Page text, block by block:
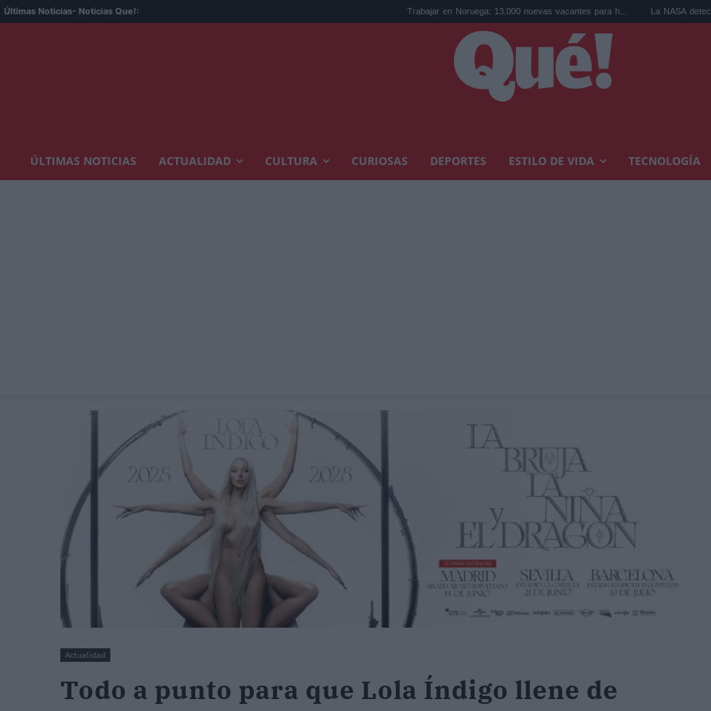
Últimas Noticias- Noticias Que!: Trabajar en Noruega: 13.000 nuevas vacantes para h... La NASA detecta una
ÚLTIMAS NOTICIAS ACTUALIDAD CULTURA CURIOSAS DEPORTES ESTILO DE VIDA TECNOLOGÍA
Actualidad
Todo a punto para que Lola Índigo llene de